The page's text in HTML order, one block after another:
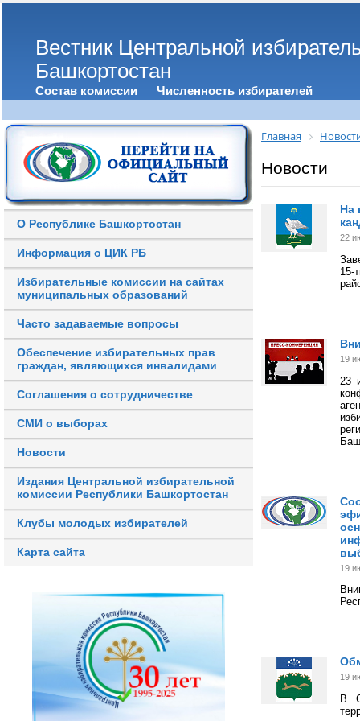
Вестник Центральной
Башкортостан
Состав комиссии Численность избирателей
О Республике Башкортостан
Информация о ЦИК РБ
Избирательные комиссии на сайтах
муниципальных образований
Часто задаваемые вопросы
Обеспечение избирательных прав
граждан, являющихся инвалидами
Соглашения о сотрудничестве
СМИ о выборах
Новости
Издания Центральной избирательной
комиссии Республики Башкортостан
Клубы молодых избирателей
Карта сайта
Главная
Новости
На
22
15-
19
23
19
19
В